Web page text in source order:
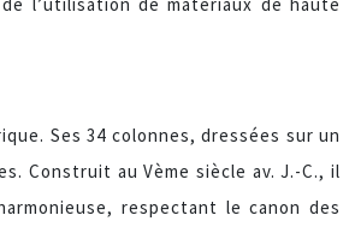
Ses 34 colonnes, dressées sur un
Construit au Vème siècle av. J.-C., il
respectant le canon des